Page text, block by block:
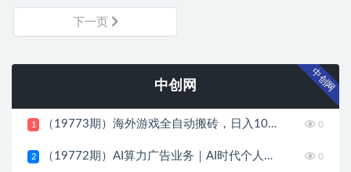
下一页
中创网 中创网
1 （19773期）海外游戏全自动搬砖，日入1000+，全天无人值守，绿色稳定！ 0
2 （19772期）AI算力广告业务｜AI时代个人或工作室新赛道 0